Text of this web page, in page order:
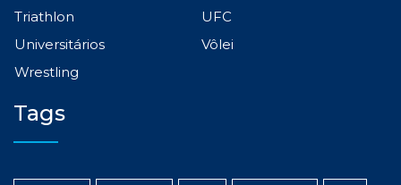
Triathlon
UFC
Universitários
Vôlei
Wrestling
Tags